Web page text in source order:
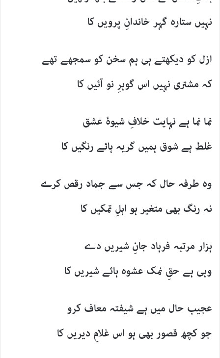
نہیں ستارہ گہر خاندانِ پرویں کا
ازل کو دیکھتے ہی ہم سخن کو سمجھے تھے
کہ مشتری نہیں اس گوہرِ نو آئیں کا
نما نما ہے نہایت خلافِ شیوۂ عشق
غلط ہے شوق ہمیں گریہ ہائے رنگیں کا
وہ طرفہ حال کہ جس سے جماد رقص کرے
نہ رنگ بھی متغیر ہو اہلِ تمکیں کا
ہزار مرتبہ فرہاد جانِ شیریں دے
وہی ہے حقِ نمک عشوہ ہائے شیریں کا
عجیب حال میں ہے شیفتہ معاف کرو
جو کچھ قصور بھی ہو اس غلامِ دیریں کا